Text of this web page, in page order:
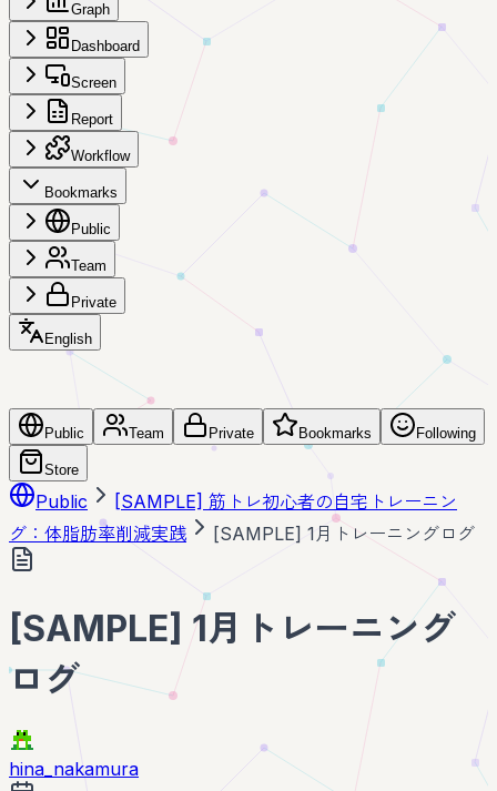
Graph
Dashboard
Screen
Report
Workflow
Bookmarks
Public
Team
Private
English
Public Team Private Bookmarks Following
Store
Public
[SAMPLE] 筋トレ初心者の自宅トレーニン
グ：体脂肪率削減実践
[SAMPLE] 1月トレーニングログ
[SAMPLE] 1月トレーニング
ログ
hina_nakamura